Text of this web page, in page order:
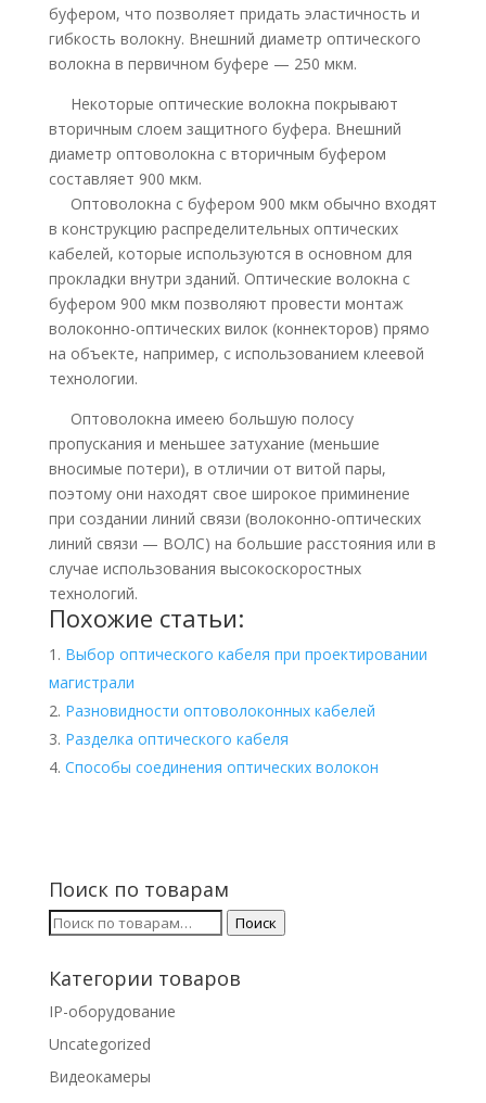
буфером, что позволяет придать эластичность и
гибкость волокну. Внешний диаметр оптического
волокна в первичном буфере — 250 мкм.
Некоторые оптические волокна покрывают
вторичным слоем защитного буфера. Внешний
диаметр оптоволокна с вторичным буфером
составляет 900 мкм.
Оптоволокна с буфером 900 мкм обычно входят
в конструкцию распределительных оптических
кабелей, которые используются в основном для
прокладки внутри зданий. Оптические волокна с
буфером 900 мкм позволяют провести монтаж
волоконно-оптических вилок (коннекторов) прямо
на объекте, например, с использованием клеевой
технологии.
Оптоволокна имеею большую полосу
пропускания и меньшее затухание (меньшие
вносимые потери), в отличии от витой пары,
поэтому они находят свое широкое приминение
при создании линий связи (волоконно-оптических
линий связи — ВОЛС) на большие расстояния или в
случае использования высокоскоростных
технологий.
Похожие статьи:
Выбор оптического кабеля при проектировании
магистрали
Разновидности оптоволоконных кабелей
Разделка оптического кабеля
Способы соединения оптических волокон
Поиск по товарам
Искать: Поиск
Категории товаров
IP-оборудование
Uncategorized
Видеокамеры